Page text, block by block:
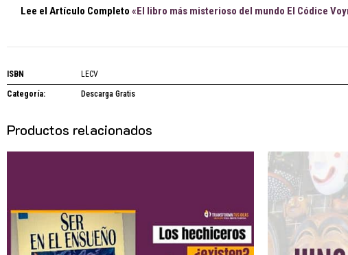
Lee el Artículo Completo «El libro más misterioso del mundo El Códice
ISBN LECV
Categoría: Descarga Gratis
Productos relacionados